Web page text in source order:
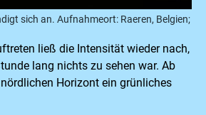
sich an. Aufnahmeort: Raeren, Belgien;
ließ die Intensität wieder nach,
lang nichts zu sehen war. Ab
Horizont ein grünliches